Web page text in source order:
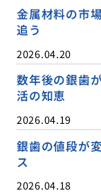
金属材料の市
追う
2026.04.20
数年後の銀歯
活の知恵
2026.04.19
銀歯の値段が
ス
2026.04.18